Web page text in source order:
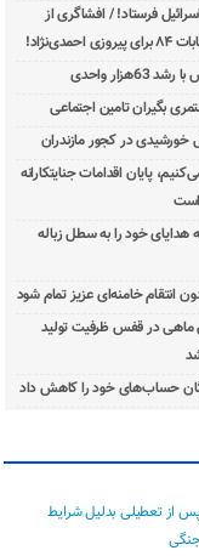
فرستاد! / افشاگری از
واحدی
پایان اقدامات جنایتکارانه
است
هدایای خود را به سطل زباله
انتقام خامنه‌ای عزیز تمام شود
در قفس ظرفیت تولید
حساب‌های خود را کاهش داد
از تعطیلی بدلیل شرایط